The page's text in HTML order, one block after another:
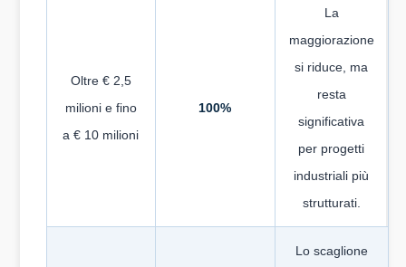
Oltre € 2,5
milioni e fino
a € 10 milioni
100%
La
maggiorazione
si riduce, ma
resta
significativa
per progetti
industriali più
strutturati.
Lo scaglione